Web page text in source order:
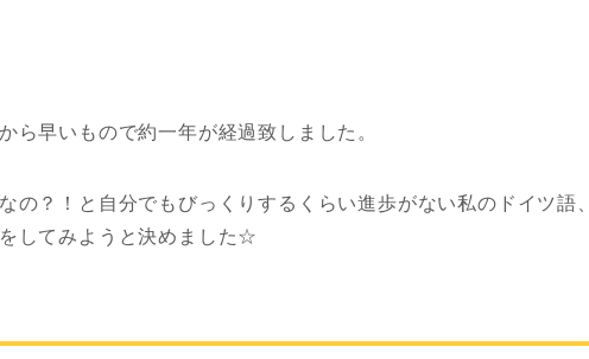
ら早いもので約一年が経過致しました。
の？！と自分でもびっくりするくらい進歩がない私のドイツ語、
してみようと決めました☆